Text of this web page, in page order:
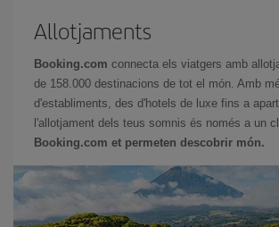
Allotjaments
Booking.com connecta els viatgers amb
de 158.000 destinacions de tot el món. Amb
d'establiments, des d'hotels de luxe fins a
l'allotjament dels teus somnis és només a un
Booking.com et permeten descobrir món.